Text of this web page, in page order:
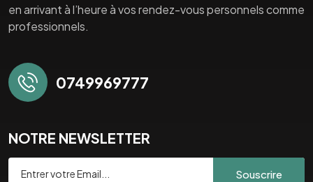
en arrivant à l’heure à vos rendez-vous personnels comme
professionnels.
0749969777
NOTRE NEWSLETTER
Souscrire